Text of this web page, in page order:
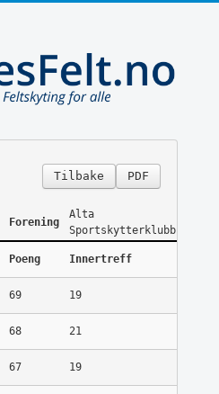
PDF
Tilbake
Forening
Alta
Sportskytterklubb
Poeng Innertreff
69 19
68 21
67 19